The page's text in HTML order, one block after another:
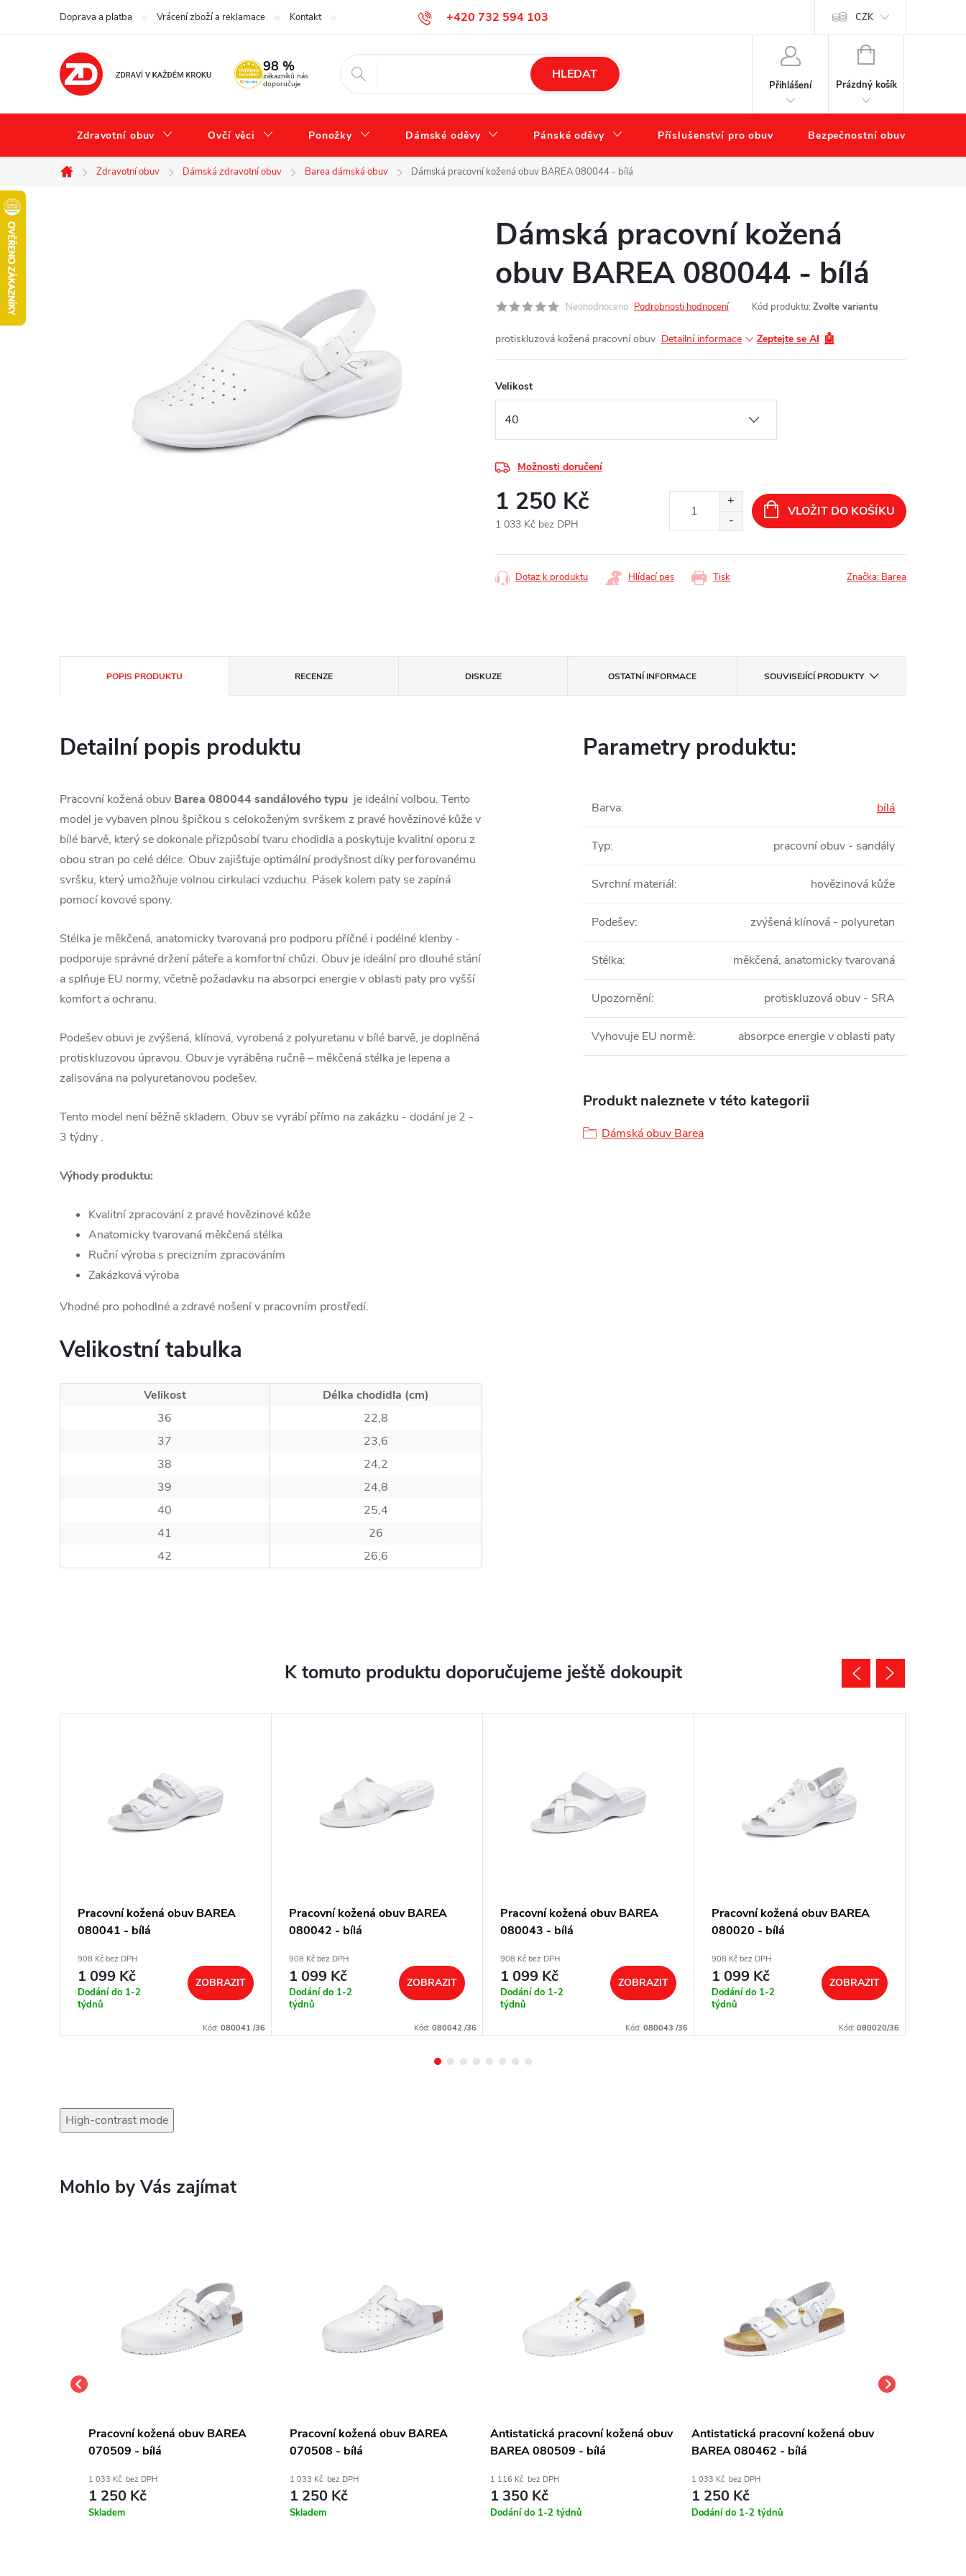
+420 732 594 103
info@zdravotnidoplnky.com
Doprava a platba Vrácení zboží a reklamace Kontakt Jak se správně starat o obuv? Obchodní podmínky
CZK
98 %
zákazníků nás
doporučuje
HLEDAT
Přihlášení
NÁKUPNÍ
Prázdný košík
Zdravotní obuv Ovčí věci Ponožky Dámské oděvy Pánské oděvy Příslušenství pro obuv Bezpečnostní obuv
Domů
Zdravotní obuv Dámská zdravotní obuv Barea dámská obuv Dámská pracovní kožená obuv BAREA 080044 - bílá
Dámská pracovní kožená
obuv BAREA 080044 - bílá
Neohodnoceno Podrobnosti hodnocení Kód produktu: Zvolte variantu
protiskluzová kožená pracovní obuv Detailní informace Zeptejte se AI 🤖
Velikost
Možnosti doručení
1 250 Kč
1 033 Kč bez DPH
cena:
VLOŽIT DO KOŠÍKU
Tisk
Dotaz k produktu Hlídací pes Značka: Barea
POPIS PRODUKTU RECENZE DISKUZE OSTATNÍ INFORMACE SOUVISEJÍCÍ PRODUKTY
Detailní popis produktu
Pracovní kožená obuv Barea 080044 sandálového typu je ideální volbou. Tento
model je vybaven plnou špičkou s celokoženým svrškem z pravé hovězinové kůže v
bílé barvě, který se dokonale přizpůsobí tvaru chodidla a poskytuje kvalitní oporu z
obou stran po celé délce. Obuv zajišťuje optimální prodyšnost díky perforovanému
svršku, který umožňuje volnou cirkulaci vzduchu. Pásek kolem paty se zapíná
pomocí kovové spony.
Stélka je měkčená, anatomicky tvarovaná pro podporu příčné i podélné klenby -
podporuje správné držení páteře a komfortní chůzi. Obuv je ideální pro dlouhé stání
a splňuje EU normy, včetně požadavku na absorpci energie v oblasti paty pro vyšší
komfort a ochranu.
Podešev obuvi je zvýšená, klínová, vyrobená z polyuretanu v bílé barvě, je doplněná
protiskluzovou úpravou. Obuv je vyráběna ručně – měkčená stélka je lepena a
zalisována na polyuretanovou podešev.
Tento model není běžně skladem. Obuv se vyrábí přímo na zakázku - dodání je 2 -
3 týdny .
Výhody produktu:
Kvalitní zpracování z pravé hovězinové kůže
Anatomicky tvarovaná měkčená stélka
Ruční výroba s precizním zpracováním
Zakázková výroba
Vhodné pro pohodlné a zdravé nošení v pracovním prostředí.
Velikostní tabulka
Velikost
Délka chodidla (cm)
36
22,8
37
23,6
38
24,2
39
24,8
40
25,4
41
26
42
26,6
Parametry produktu:
Barva: bílá
Typ: pracovní obuv - sandály
Svrchní materiál: hovězinová kůže
Podešev: zvýšená klínová - polyuretan
Stélka: měkčená, anatomicky tvarovaná
Upozornění: protiskluzová obuv - SRA
Vyhovuje EU normě: absorpce energie v oblasti paty
Produkt naleznete v této kategorii
Dámská obuv Barea
K tomuto produktu doporučujeme ještě dokoupit
Pracovní kožená obuv BAREA
080041 - bílá
908 Kč bez DPH
1 099 Kč
Dodání do 1-2
týdnů
ZOBRAZIT
Kód: 080041 /36
Pracovní kožená obuv BAREA
080042 - bílá
908 Kč bez DPH
1 099 Kč
Dodání do 1-2
týdnů
ZOBRAZIT
Kód: 080042 /36
Pracovní kožená obuv BAREA
080043 - bílá
908 Kč bez DPH
1 099 Kč
Dodání do 1-2
týdnů
ZOBRAZIT
Kód: 080043 /36
Pracovní kožená obuv BAREA
080020 - bílá
908 Kč bez DPH
1 099 Kč
Dodání do 1-2
týdnů
ZOBRAZIT
Kód: 080020/36
High-contrast mode
Mohlo by Vás zajímat
Pracovní kožená obuv BAREA
070509 - bílá
1 033 Kč bez DPH
1 250 Kč
Skladem
Pracovní kožená obuv BAREA
070508 - bílá
1 033 Kč bez DPH
1 250 Kč
Skladem
Antistatická pracovní kožená obuv
BAREA 080509 - bílá
1 116 Kč bez DPH
1 350 Kč
Dodání do 1-2 týdnů
Antistatická pracovní kožená obuv
BAREA 080462 - bílá
1 033 Kč bez DPH
1 250 Kč
Dodání do 1-2 týdnů